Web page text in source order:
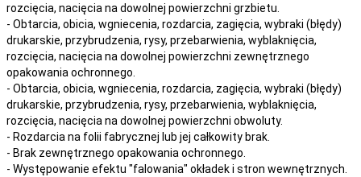
rozcięcia, nacięcia na dowolnej powierzchni grzbietu.
- Obtarcia, obicia, wgniecenia, rozdarcia, zagięcia, wybraki (błędy)
drukarskie, przybrudzenia, rysy, przebarwienia, wyblaknięcia,
rozcięcia, nacięcia na dowolnej powierzchni zewnętrznego
opakowania ochronnego.
- Obtarcia, obicia, wgniecenia, rozdarcia, zagięcia, wybraki (błędy)
drukarskie, przybrudzenia, rysy, przebarwienia, wyblaknięcia,
rozcięcia, nacięcia na dowolnej powierzchni obwoluty.
- Rozdarcia na folii fabrycznej lub jej całkowity brak.
- Brak zewnętrznego opakowania ochronnego.
- Występowanie efektu "falowania" okładek i stron wewnętrznych.